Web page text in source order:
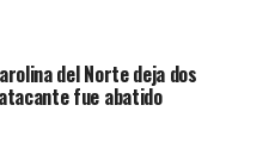
del Norte deja dos
fue abatido